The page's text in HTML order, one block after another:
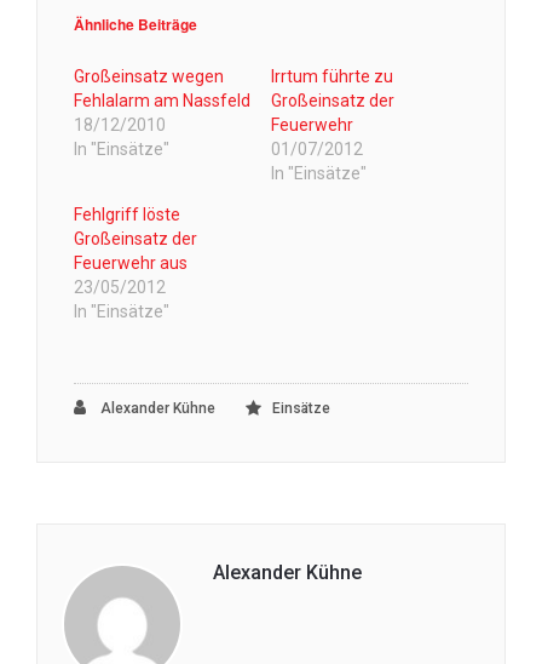
Ähnliche Beiträge
Großeinsatz wegen
Fehlalarm am Nassfeld
18/12/2010
In "Einsätze"
Irrtum führte zu
Großeinsatz der
Feuerwehr
01/07/2012
In "Einsätze"
Fehlgriff löste
Großeinsatz der
Feuerwehr aus
23/05/2012
In "Einsätze"
Alexander Kühne Einsätze
Alexander Kühne